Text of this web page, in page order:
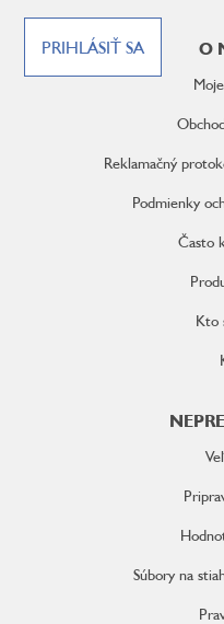
PRIHLÁSIŤ SA O
Reklamačný
Podmienky
Často
Kto
Súbory na